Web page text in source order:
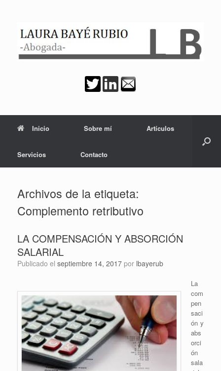
Inicio Sobre mí Artículos
Servicios Contacto
Archivos de la etiqueta:
Complemento retributivo
LA COMPENSACIÓN Y ABSORCIÓN
SALARIAL
Publicado el septiembre 14, 2017 por lbayerub
La
com
pen
saci
ón y
abs
orci
ón
sala